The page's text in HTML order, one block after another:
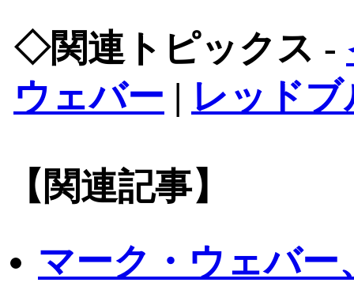
◇関連トピックス -
ウェバー | レッドブ
【関連記事】
マーク・ウェバ